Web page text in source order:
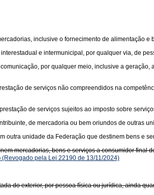
inclusive o fornecimento de alimentação
e intermunicipal, por qualquer via, de
por qualquer meio, inclusive a
de serviços não compreendidos na
de serviços sujeitos ao imposto sobre
de mercadoria ou bem oriundos de outras
outra unidade da Federação que destinem bens e
mercadorias, bens e serviços a consumidor
(Revogado pela Lei 22190 de 13/11/2024)
do exterior, por pessoa física ou jurídica, ainda